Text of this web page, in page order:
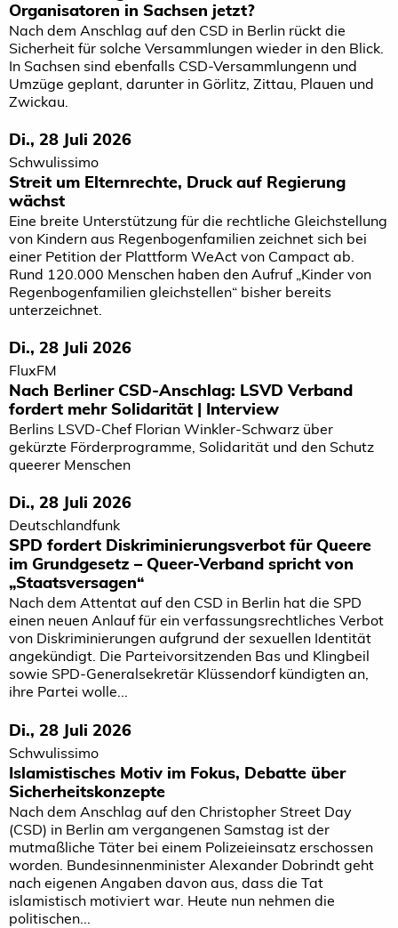
Organisatoren in Sachsen jetzt?
Nach dem Anschlag auf den CSD in Berlin rückt die
Sicherheit für solche Versammlungen wieder in den Blick.
In Sachsen sind ebenfalls CSD-Versammlungenn und
Umzüge geplant, darunter in Görlitz, Zittau, Plauen und
Zwickau.
Di., 28 Juli 2026
Schwulissimo
Streit um Elternrechte, Druck auf Regierung
wächst
Eine breite Unterstützung für die rechtliche Gleichstellung
von Kindern aus Regenbogenfamilien zeichnet sich bei
einer Petition der Plattform WeAct von Campact ab.
Rund 120.000 Menschen haben den Aufruf „Kinder von
Regenbogenfamilien gleichstellen“ bisher bereits
unterzeichnet.
Di., 28 Juli 2026
FluxFM
Nach Berliner CSD-Anschlag: LSVD Verband
fordert mehr Solidarität | Interview
Berlins LSVD-Chef Florian Winkler-Schwarz über
gekürzte Förderprogramme, Solidarität und den Schutz
queerer Menschen
Di., 28 Juli 2026
Deutschlandfunk
SPD fordert Diskriminierungsverbot für Queere
im Grundgesetz – Queer-Verband spricht von
„Staatsversagen“
Nach dem Attentat auf den CSD in Berlin hat die SPD
einen neuen Anlauf für ein verfassungsrechtliches Verbot
von Diskriminierungen aufgrund der sexuellen Identität
angekündigt. Die Parteivorsitzenden Bas und Klingbeil
sowie SPD-Generalsekretär Klüssendorf kündigten an,
ihre Partei wolle...
Di., 28 Juli 2026
Schwulissimo
Islamistisches Motiv im Fokus, Debatte über
Sicherheitskonzepte
Nach dem Anschlag auf den Christopher Street Day
(CSD) in Berlin am vergangenen Samstag ist der
mutmaßliche Täter bei einem Polizeieinsatz erschossen
worden. Bundesinnenminister Alexander Dobrindt geht
nach eigenen Angaben davon aus, dass die Tat
islamistisch motiviert war. Heute nun nehmen die
politischen...